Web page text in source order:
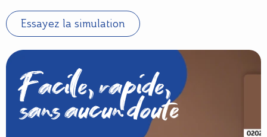
Essayez la simulation
Facile, rapide,
sans aucun doute